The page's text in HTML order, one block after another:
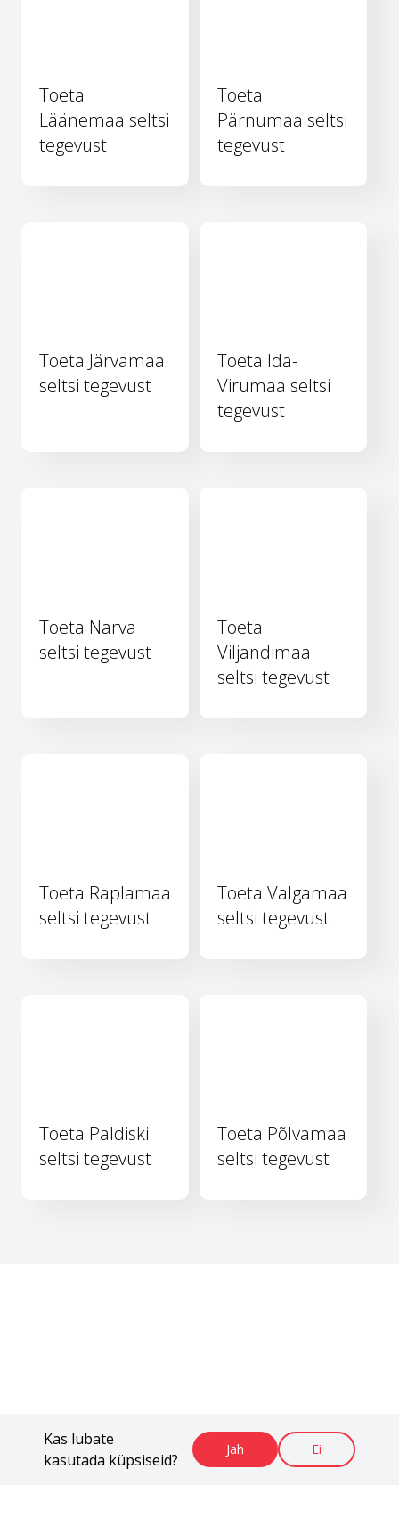
Kas lubate
kasutada küpsiseid?
Jah Ei
Toeta
Läänemaa seltsi
tegevust
Toeta
Pärnumaa seltsi
tegevust
Toeta Järvamaa
seltsi tegevust
Toeta Ida-
Virumaa seltsi
tegevust
Toeta Narva
seltsi tegevust
Toeta
Viljandimaa
seltsi tegevust
Toeta Raplamaa
seltsi tegevust
Toeta Valgamaa
seltsi tegevust
Toeta Paldiski
seltsi tegevust
Toeta Põlvamaa
seltsi tegevust